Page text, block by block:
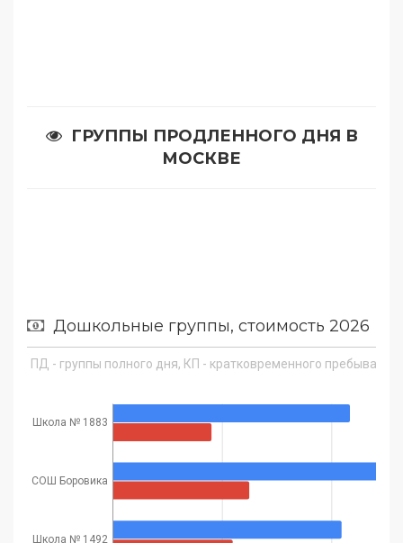
ГРУППЫ ПРОДЛЕННОГО ДНЯ В
МОСКВЕ
Дошкольные группы, стоимость 2026
ПД - группы полного дня, КП - кратковременного пребывания,
Школа № 1883
СОШ Боровика
Школа № 1492